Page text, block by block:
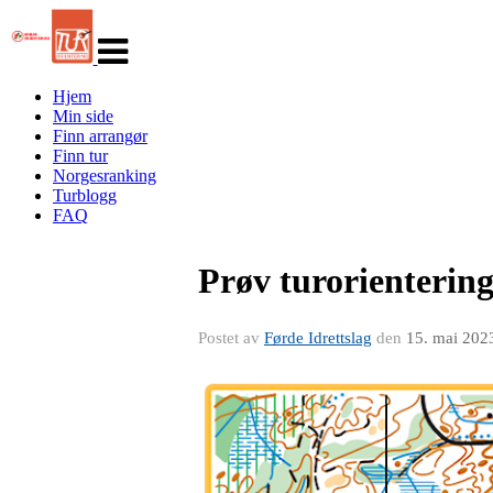
navigasjon
Hjem
Min side
Finn arrangør
Finn tur
Norgesranking
Turblogg
FAQ
Prøv turorientering
Postet av Førde Idrettslag den 15. mai